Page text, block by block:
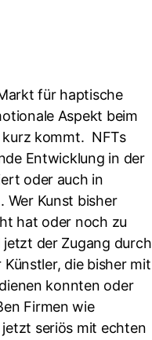
für haptische
Aspekt beim
kurz kommt. NFTs
Entwicklung in der
oder auch in
Wer Kunst bisher
hat oder noch zu
der Zugang durch
die bisher mit
konnten oder
Firmen wie
seriös mit echten